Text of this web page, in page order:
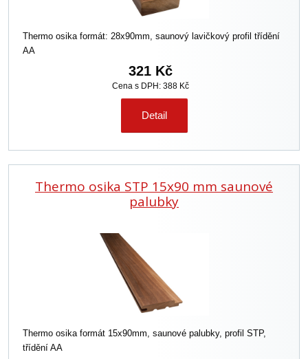
Thermo osika formát: 28x90mm, saunový lavičkový profil třídění
AA
321 Kč
Cena s DPH: 388 Kč
Detail
Thermo osika STP 15x90 mm saunové
palubky
Thermo osika formát 15x90mm, saunové palubky, profil STP,
třídění AA